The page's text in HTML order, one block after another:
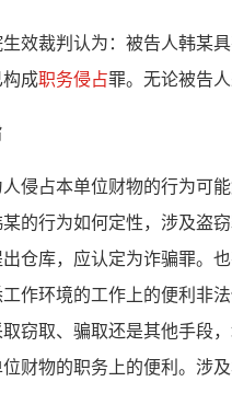
裁判认为：被告人韩某具
成职务侵占罪。无论被告
占本单位财物的行为可能
的行为如何定性，涉及盗
仓库，应认定为诈骗罪。
作环境的工作上的便利非
窃取、骗取还是其他手段
财物的职务上的便利。涉